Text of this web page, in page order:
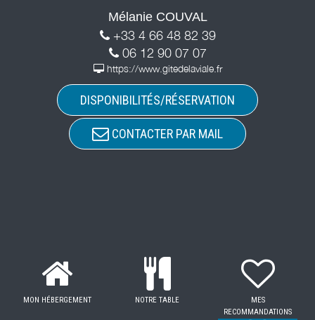
Mélanie COUVAL
+33 4 66 48 82 39
06 12 90 07 07
https://www.gitedelaviale.fr
DISPONIBILITÉS/RÉSERVATION
CONTACTER PAR MAIL
MON HÉBERGEMENT NOTRE TABLE
MES
RECOMMANDATIONS